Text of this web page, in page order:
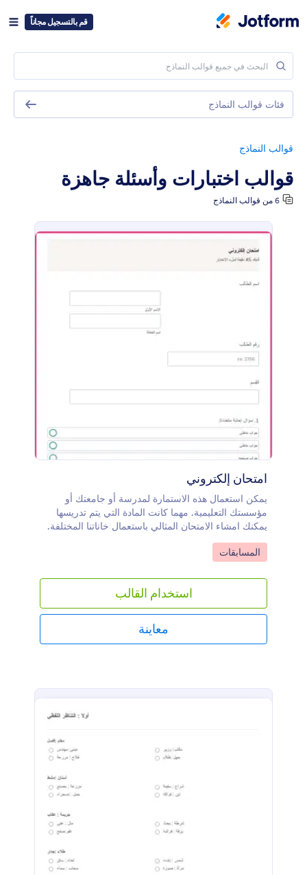
قم بالتسجيل مجاناً
قوالب النماذج
قوالب اختبارات وأسئلة جاهزة
6 من قوالب النماذج
امتحان إلكتروني
يمكن استعمال هذه الاستمارة لمدرسة أو جامعتك أو
مؤسستك التعليمية. مهما كانت المادة التي يتم تدريسها
يمكنك امشاء الامتحان المثالي باستعمال خاناتنا المختلفة.
يمكن ارسال هذا الامتحات الإلكتروني للطلاب ليملؤوه
بسهولة ويمكن تخزين المعلومات بأمان
Go to Category:
المسابقات
استخدام القالب
معاينة
فئات قوالب النماذج